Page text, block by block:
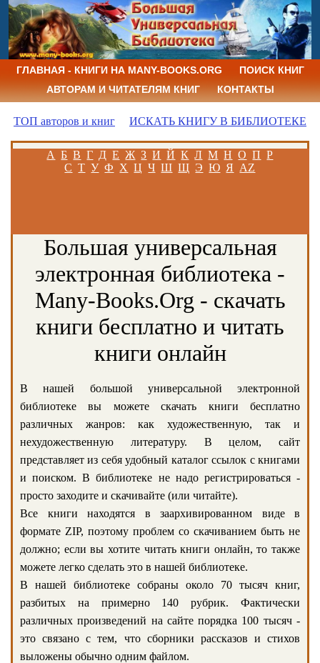
ГЛАВНАЯ - КНИГИ НА MANY-BOOKS.ORG
ПОИСК КНИГ
АВТОРАМ И ЧИТАТЕЛЯМ КНИГ
КОНТАКТЫ
ТОП авторов и книг ИСКАТЬ КНИГУ В БИБЛИОТЕКЕ
А Б В Г Д Е Ж З И Й К Л М Н О П Р
С Т У Ф Х Ц Ч Ш Щ Э Ю Я AZ
Большая универсальная
электронная библиотека -
Many-Books.Org - скачать
книги бесплатно и читать
книги онлайн
В нашей большой универсальной электронной
библиотеке вы можете скачать книги бесплатно
различных жанров: как художественную, так и
нехудожественную литературу. В целом, сайт
представляет из себя удобный каталог ссылок с книгами
и поиском. В библиотеке не надо регистрироваться -
просто заходите и скачивайте (или читайте).
Все книги находятся в заархивированном виде в
формате ZIP, поэтому проблем со скачиванием быть не
должно; если вы хотите читать книги онлайн, то также
можете легко сделать это в нашей библиотеке.
В нашей библиотеке собраны около 70 тысяч книг,
разбитых на примерно 140 рубрик. Фактически
различных произведений на сайте порядка 100 тысяч -
это связано с тем, что сборники рассказов и стихов
выложены обычно одним файлом.